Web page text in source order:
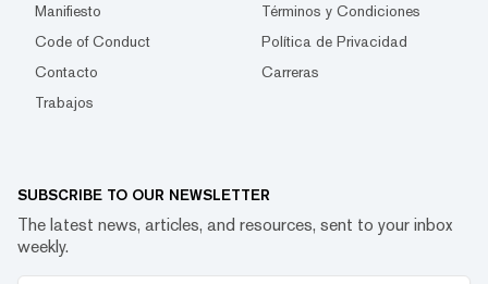
Manifiesto
Términos y Condiciones
Code of Conduct
Política de Privacidad
Contacto
Carreras
Trabajos
SUBSCRIBE TO OUR NEWSLETTER
The latest news, articles, and resources, sent to your inbox
weekly.